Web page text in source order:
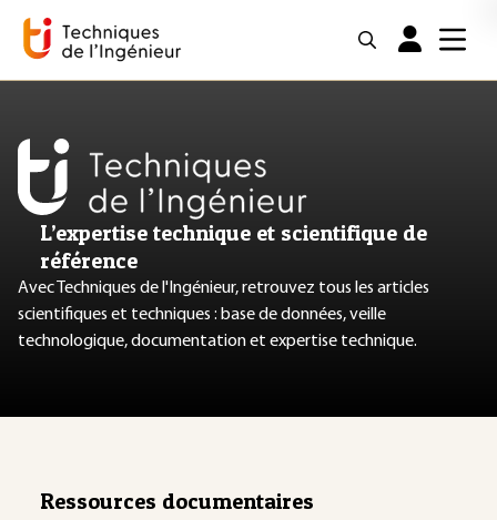
L’expertise technique et scientifique de
référence
Avec Techniques de l'Ingénieur, retrouvez tous les articles
scientifiques et techniques : base de données, veille
technologique, documentation et expertise technique.
Ressources documentaires